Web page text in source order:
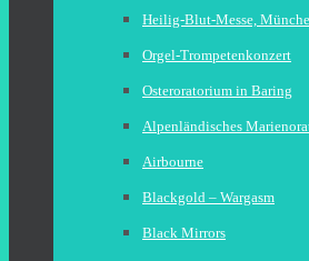
Heilig-Blut-Messe,
Orgel-Trompetenkonzert
Osteroratorium in Baring
Alpenländisches
Airbourne
Blackgold – Wargasm
Black Mirrors